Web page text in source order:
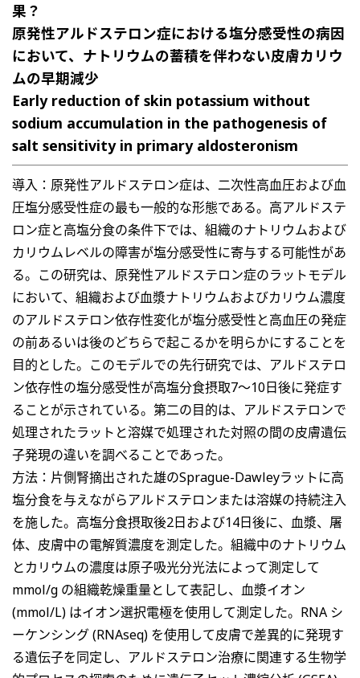
果？
原発性アルドステロン症における塩分感受性の病因
において、ナトリウムの蓄積を伴わない皮膚カリウ
ムの早期減少
Early reduction of skin potassium without
sodium accumulation in the pathogenesis of
salt sensitivity in primary aldosteronism
導入：原発性アルドステロン症は、二次性高血圧および血
圧塩分感受性症の最も一般的な形態である。高アルドステ
ロン症と高塩分食の条件下では、組織のナトリウムおよび
カリウムレベルの障害が塩分感受性に寄与する可能性があ
る。この研究は、原発性アルドステロン症のラットモデル
において、組織および血漿ナトリウムおよびカリウム濃度
のアルドステロン依存性変化が塩分感受性と高血圧の発症
の前あるいは後のどちらで起こるかを明らかにすることを
目的とした。このモデルでの先行研究では、アルドステロ
ン依存性の塩分感受性が高塩分食摂取7〜10日後に発症す
ることが示されている。第二の目的は、アルドステロンで
処理されたラットと溶媒で処理された対照の間の皮膚遺伝
子発現の違いを調べることであった。
方法：片側腎摘出された雄のSprague-Dawleyラットに高
塩分食を与えながらアルドステロンまたは溶媒の持続注入
を施した。高塩分食摂取後2日および14日後に、血漿、屠
体、皮膚中の電解質濃度を測定した。組織中のナトリウム
とカリウムの濃度は原子吸光分光法によって測定して
mmol/g の組織乾燥重量として表記し、血漿イオン
(mmol/L) はイオン選択電極を使用して測定した。RNA シ
ーケンシング (RNAseq) を使用して皮膚で差異的に発現す
る遺伝子を同定し、アルドステロン治療に関連する生物学